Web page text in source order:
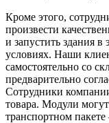
Кроме этого,
произвести
и запустить здания
условиях. Наши
самостоятельно со
предварительно
Сотрудники
товара. Модули
транспортном пакете